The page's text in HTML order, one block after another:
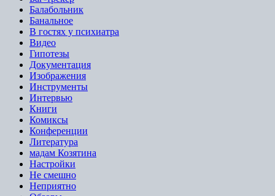
Балабольник
Банальное
В гостях у психиатра
Видео
Гипотезы
Документация
Изображения
Инструменты
Интервью
Книги
Комиксы
Конференции
Литература
мадам Козятина
Настройки
Не смешно
Неприятно